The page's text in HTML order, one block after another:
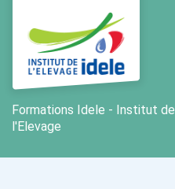
Aller au menu principal
Aller au contenu principal
Personnaliser l'interface
Formations Idele - Institut de
l'Elevage